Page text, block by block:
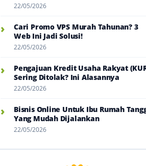
22/05/2026
›
Cari Promo VPS Murah Tahunan? 3
Web Ini Jadi Solusi!
22/05/2026
›
Pengajuan Kredit Usaha Rakyat
Sering Ditolak? Ini Alasannya
22/05/2026
›
Bisnis Online Untuk Ibu Rumah
Yang Mudah Dijalankan
22/05/2026